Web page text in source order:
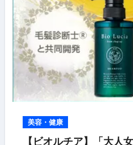
美容・健康
【ビオルチア】「大人